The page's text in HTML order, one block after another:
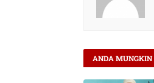
ANDA